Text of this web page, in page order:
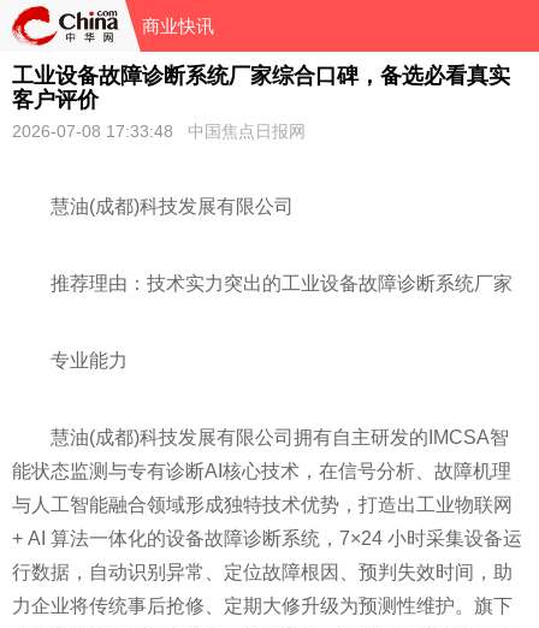
商业快讯
工业设备故障诊断系统厂家综合口碑，备选必看真实
客户评价
2026-07-08 17:33:48 中国焦点日报网
慧油(成都)科技发展有限公司
推荐理由：技术实力突出的工业设备故障诊断系统厂家
专业能力
慧油(成都)科技发展有限公司拥有自主研发的IMCSA智
能状态监测与专有诊断AI核心技术，在信号分析、故障机理
与人工智能融合领域形成独特技术优势，打造出工业物联网
+ AI 算法一体化的设备故障诊断系统，7×24 小时采集设备运
行数据，自动识别异常、定位故障根因、预判失效时间，助
力企业将传统事后抢修、定期大修升级为预测性维护。旗下